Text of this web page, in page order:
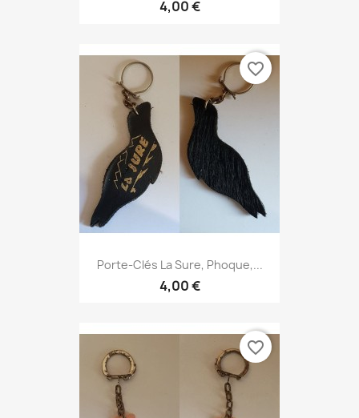
4,00 €
Porte-Clés La Sure, Phoque,...
4,00 €
favorite_border
favorite_border